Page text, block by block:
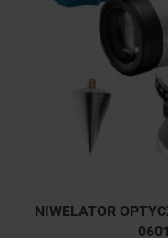
NIWELATOR